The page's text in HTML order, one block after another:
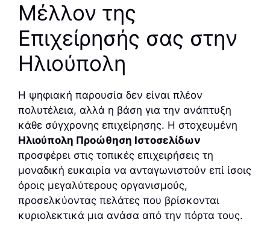
Μέλλον της
Επιχείρησής σας στην
Ηλιούπολη
Η ψηφιακή παρουσία δεν είναι πλέον
πολυτέλεια, αλλά η βάση για την ανάπτυξη
κάθε σύγχρονης επιχείρησης. Η στοχευμένη
Ηλιούπολη Προώθηση Ιστοσελίδων
προσφέρει στις τοπικές επιχειρήσεις τη
μοναδική ευκαιρία να ανταγωνιστούν επί ίσοις
όροις μεγαλύτερους οργανισμούς,
προσελκύοντας πελάτες που βρίσκονται
κυριολεκτικά μια ανάσα από την πόρτα τους.